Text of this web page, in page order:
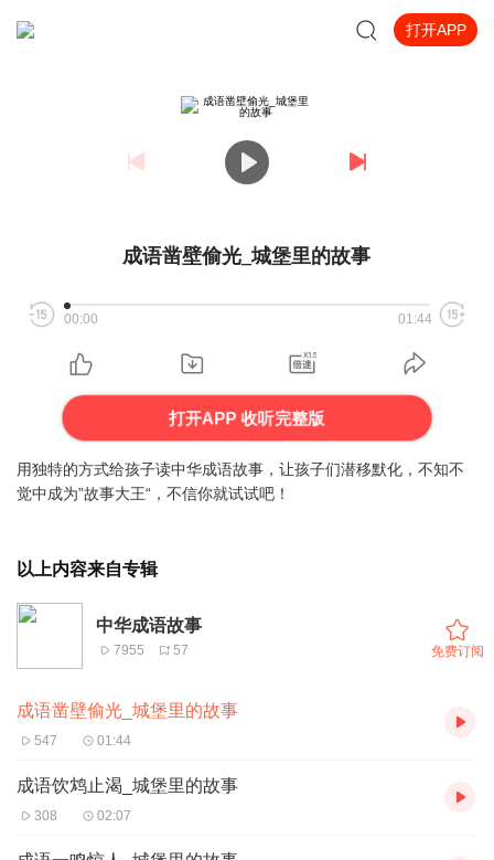
打开APP
成语凿壁偷光_城堡里的故事
00:00 01:44
打开APP 收听完整版
用独特的方式给孩子读中华成语故事，让孩子们潜移默化，不知不
觉中成为”故事大王“，不信你就试试吧！
以上内容来自专辑
中华成语故事
7955 57 免费订阅
成语凿壁偷光_城堡里的故事
547 01:44
成语饮鸩止渴_城堡里的故事
308 02:07